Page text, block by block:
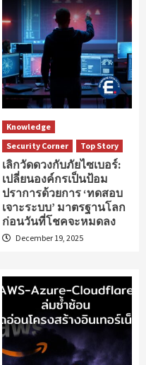
Knowledge
Security Corner
Top Story
เลิกวัดดวงกับภัยไซเบอร์:
เปลี่ยนองค์กรเป็นป้อม
ปราการด้วยการ ‘ทดสอบ
เจาะระบบ’ มาตรฐานโลก
ก่อนวันที่โชคจะหมดลง
December 19, 2025